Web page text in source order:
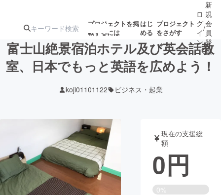
プロジェクトを掲
載するには
はじ
める
プロジェクト
をさがす
ターン
ジェクト
募集終了が近いプ
ロジェクト
アート・写真 音楽
テクノロジー・ガジェット ゲーム・サ
映像・映画 書籍・雑誌
ロ
グ
イ
ン
/
新
規
会
員
登
録
富士山絶景宿泊ホテル及び英会話教
室、日本でもっと英語を広めよう！
koji01101122 ビジネス・起業
現在の支援総
額
0円
0%